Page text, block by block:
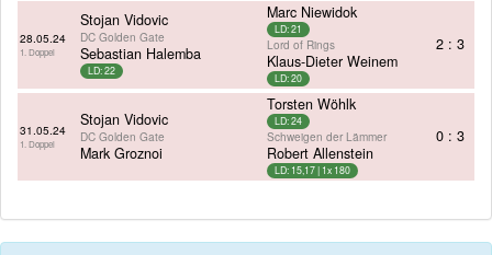
28.05.24
1. Doppel
Stojan Vidovic
DC Golden Gate
Sebastian Halemba
LD: 22
Marc Niewidok
LD: 21
Lord of Rings
Klaus-Dieter Weinem
LD: 20
2 : 3
31.05.24
1. Doppel
Stojan Vidovic
DC Golden Gate
Mark Groznoi
Torsten Wöhlk
LD: 24
Schweigen der Lämmer
Robert Allenstein
LD: 15,17 | 1x 180
0 : 3